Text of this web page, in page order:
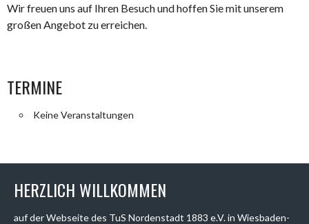
Wir freuen uns auf Ihren Besuch und hoffen Sie mit unserem
großen Angebot zu erreichen.
TERMINE
Keine Veranstaltungen
HERZLICH WILLKOMMEN
auf der Webseite des TuS Nordenstadt 1883 e.V. in Wiesbaden-